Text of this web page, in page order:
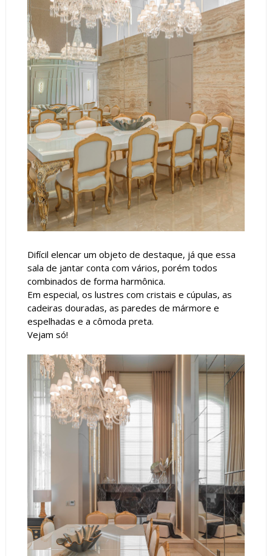
Difícil elencar um objeto de destaque, já que essa
sala de jantar conta com vários, porém todos
combinados de forma harmônica.
Em especial, os lustres com cristais e cúpulas, as
cadeiras douradas, as paredes de mármore e
espelhadas e a cômoda preta.
Vejam só!